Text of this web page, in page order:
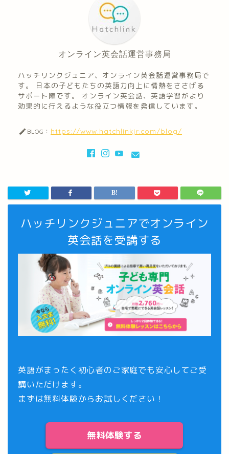
オンライン英会話運営事務局
ハッチリンクジュニア、オンライン英会話運営事務局で
す。 日本の子どもたちの英語力向上に情熱をささげる
サポート陣です。 オンライン英会話、英語学習がより
効果的に行えるような役立つ情報を発信しています。
BLOG： https://www.hatchlinkjr.com/blog/
ハッチリンクジュニアでオンライン
英会話を受講する
英語がまったく初心者のご家庭でも安心してご受
講いただけます。
まずは無料体験からお試しください！
無料体験する